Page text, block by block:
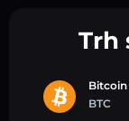
Trh
Bitcoin
BTC